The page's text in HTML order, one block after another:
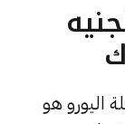
اليورو هو